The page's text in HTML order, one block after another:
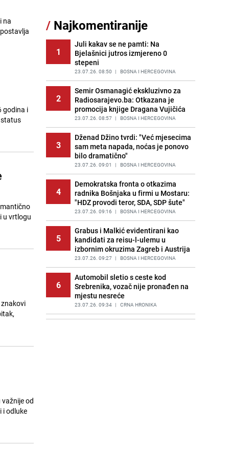
na
godina i
u vrtlogu
od
i odluke
11
odbilo isplatu štete na vozilu koje je
slupala Anja Ljubojević
PRIJE 1 DAN BOSNA I HERCEGOVINA
Akcija na Dobrinji: Specijalci MUP-a
KS opkolili zgradu
PRIJE 1 DAN | LOKALNE TEME
13
Šta se dešava u sarajevskom
naselju Vraca? Policija zaprimila
dojavu, izašli na teren
PRIJE 2 DANA | CRNA HRONIKA
14
Znate li šta Dino Merlin pojede prije
izlaska na scenu? Njegov ritual
iznenadio mnoge
PRIJE OKO 22H | SHOWBIZ
15
Nastavak provokacija: MUP RS
oduzeo zastavu s ljiljanima i
sankcionisao vozača iz Bosanskog
Novog
PRIJE OKO 21H BOSNA I HERCEGOVINA
/ Najkomentiranije
1
Juli kakav se ne pamti: Na
Bjelašnici jutros izmjereno 0
stepeni
23.07.26. 08:50 | BOSNA I HERCEGOVINA
2
Semir Osmanagić ekskluzivno za
Radiosarajevo.ba: Otkazana je
promocija knjige Dragana Vujičića
23.07.26. 08:57 | BOSNA I HERCEGOVINA
3
Dženad Džino tvrdi: "Već mjesecima
sam meta napada, noćas je ponovo
bilo dramatično"
23.07.26. 09:01 | BOSNA I HERCEGOVINA
4
Demokratska fronta o otkazima
radnika Bošnjaka u firmi u Mostaru:
"HDZ provodi teror, SDA, SDP šute"
23.07.26. 09:16 | BOSNA I HERCEGOVINA
5
Grabus i Malkić evidentirani kao
kandidati za reisu-l-ulemu u
izbornim okruzima Zagreb i Austrija
23.07.26. 09:27 | BOSNA I HERCEGOVINA
6
Automobil sletio s ceste kod
Srebrenika, vozač nije pronađen na
mjestu nesreće
23.07.26. 09:34 | CRNA HRONIKA